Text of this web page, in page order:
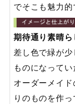
でそこも魅力的
期待通り素晴ら
差し色で緑が
ものになってい
オーダーメイ
りのものを作